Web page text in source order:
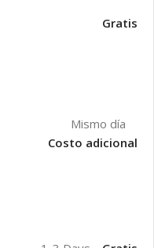
Gratis
Mismo día
Costo adicional